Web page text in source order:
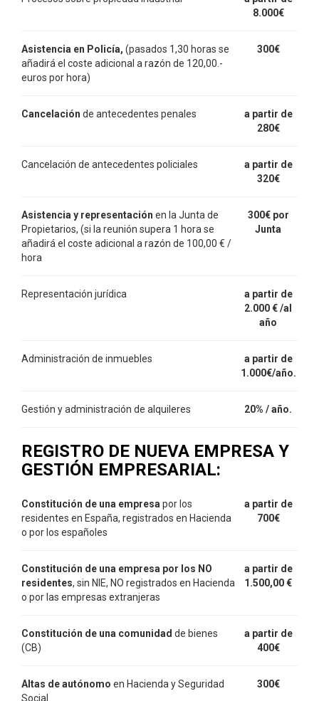
8.000€
Asistencia en Policía, (pasados 1,30 horas se
añadirá el coste adicional a razón de 120,00.-
euros por hora)
300€
Cancelación de antecedentes penales
a partir de
280€
Cancelación de antecedentes policiales
a partir de
320€
Asistencia y representación en la Junta de
Propietarios, (si la reunión supera 1 hora se
añadirá el coste adicional a razón de 100,00 € /
hora
300€ por
Junta
Representación jurídica
a partir de
2.000€ /al
año
Administración de inmuebles
a partir de
1.000€/año.
Gestión y administración de alquileres 20% / año.
REGISTRO DE NUEVA EMPRESA Y
GESTIÓN EMPRESARIAL:
Constitución de una empresa por los
residentes en España, registrados en Hacienda
o por los españoles
a partir de
700€
Constitución de una empresa por los NO
residentes, sin NIE, NO registrados en Hacienda
o por las empresas extranjeras
a partir de
1.500,00€
Constitución de una comunidad de bienes
(CB)
a partir de
400€
Altas de autónomo en Hacienda y Seguridad
Social
300€